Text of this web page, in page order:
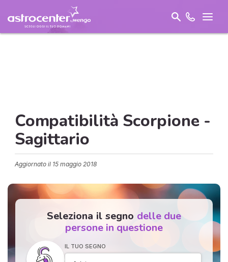
Compatibilità Scorpione -
Sagittario
Aggiornato il 15 maggio 2018
Seleziona il segno delle due
persone in questione
IL TUO SEGNO